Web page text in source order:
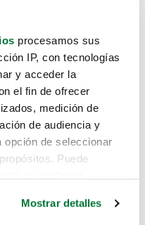
procesamos sus
IP, con tecnologías
y acceder la
el fin de ofrecer
medición de
de audiencia y
opción de seleccionar
Puede
Mostrar detalles
como
aquí.
que estás
enlaces: